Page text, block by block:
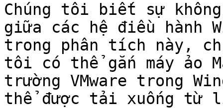
Chúng tôi biết sự
giữa các hệ điều hành
trong phân tích này,
tôi có thể gắn máy ảo
trường VMware trong
thể được tải xuống từ